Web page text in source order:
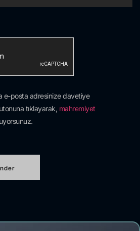
e-posta adresinize davetiye
tıklayarak, mahremiyet